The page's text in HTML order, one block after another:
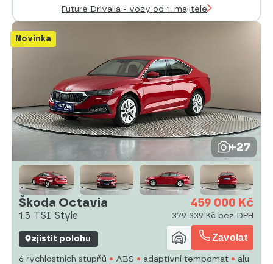
Future Drivalia - vozy od 1. majitele
Novinka
+27
Škoda Octavia
1.5 TSI Style
459 000 Kč
379 339 Kč bez DPH
zjistit polohu Zavolat
6 rychlostních stupňů ABS adaptivní tempomat
alu